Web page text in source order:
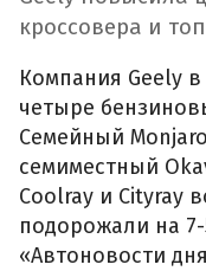
кроссовера и
Компания Geely
четыре
Семейный
семиместный
Coolray и Cityray
подорожали на
«Автоновости